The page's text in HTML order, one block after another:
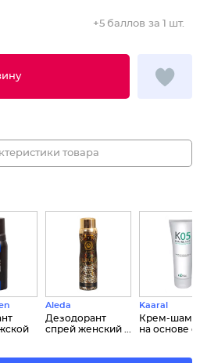
+5 баллов за 1 шт.
товара
Aleda
Дезодорант
спрей женcкий ...
Kaaral
Крем-
на основе